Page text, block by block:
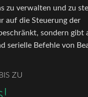
zu verwalten und zu
auf die Steuerung der
sondern gibt
serielle Befehle von
ZU